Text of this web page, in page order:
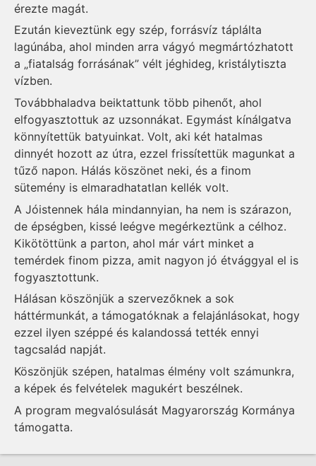
érezte magát.
Ezután kieveztünk egy szép, forrásvíz táplálta
lagúnába, ahol minden arra vágyó megmártózhatott
a „fiatalság forrásának” vélt jéghideg, kristálytiszta
vízben.
Továbbhaladva beiktattunk több pihenőt, ahol
elfogyasztottuk az uzsonnákat. Egymást kínálgatva
könnyítettük batyuinkat. Volt, aki két hatalmas
dinnyét hozott az útra, ezzel frissítettük magunkat a
tűző napon. Hálás köszönet neki, és a finom
sütemény is elmaradhatatlan kellék volt.
A Jóistennek hála mindannyian, ha nem is szárazon,
de épségben, kissé leégve megérkeztünk a célhoz.
Kikötöttünk a parton, ahol már várt minket a
temérdek finom pizza, amit nagyon jó étvággyal el is
fogyasztottunk.
Hálásan köszönjük a szervezőknek a sok
háttérmunkát, a támogatóknak a felajánlásokat, hogy
ezzel ilyen széppé és kalandossá tették ennyi
tagcsalád napját.
Köszönjük szépen, hatalmas élmény volt számunkra,
a képek és felvételek magukért beszélnek.
A program megvalósulását Magyarország Kormánya
támogatta.